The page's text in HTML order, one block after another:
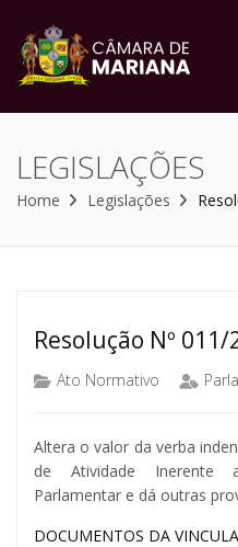
LEGISLAÇÕES
Home Legislações
Resolução Nº 011/
Ato Normativo
Altera o valor da verba
de Atividade Inerente
Parlamentar e dá outras
DOCUMENTOS DA